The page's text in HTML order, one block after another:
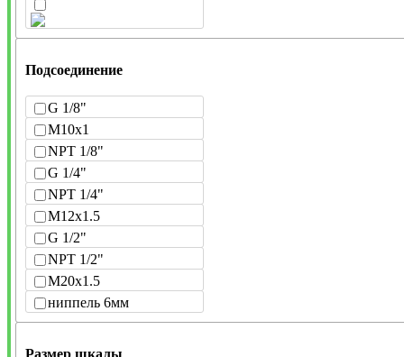
Подсоединение
G 1/8"
M10x1
NPT 1/8"
G 1/4"
NPT 1/4"
M12x1.5
G 1/2"
NPT 1/2"
M20x1.5
ниппель 6мм
Размер шкалы